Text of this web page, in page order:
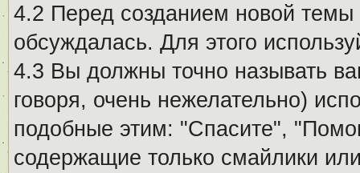
4.2 Перед созданием новой
обсуждалась. Для этого
4.3 Вы должны точно называть
говоря, очень нежелательно)
подобные этим: "Спасите",
содержащие только смайлики